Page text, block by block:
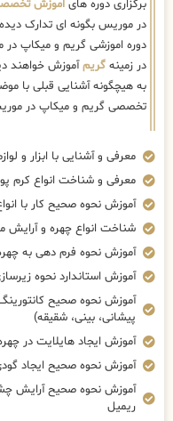
برگزاری دوره های اموزش
در موریس بگونه ای تدارک
دوره اموزشی گریم و میکاپ
در زمینه گریمآموزش خواهند
به هیچگونه آشنایی قبلی با
تخصصی گریم و میکاپ در
معرفی و آشنایی با ابزار و
معرفی و شناخت انواع کرم
آموزش نحوه صحیح کار با
شناخت انواع چهره و آرایش
آموزش نحوه فرم دهی به
آموزش استاندارد نحوه
آموزش نحوه صحیح
پیشانی، بینی، شقیقه)
آموزش ایجاد هایلایت در
آموزش نحوه صحیح ایجاد
آموزش نحوه صحیح آرایش
ریمیل